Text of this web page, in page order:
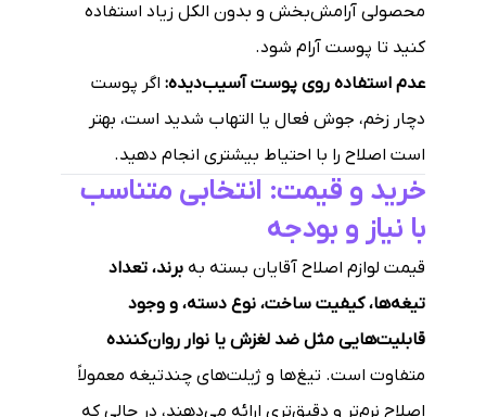
محصولی آرامش‌بخش و بدون الکل زیاد استفاده
کنید تا پوست آرام شود.
عدم استفاده روی پوست آسیب‌دیده: اگر پوست
دچار زخم، جوش فعال یا التهاب شدید است، بهتر
است اصلاح را با احتیاط بیشتری انجام دهید.
خرید و قیمت: انتخابی متناسب
با نیاز و بودجه
قیمت لوازم اصلاح آقایان بسته به برند، تعداد
تیغه‌ها، کیفیت ساخت، نوع دسته، و وجود
قابلیت‌هایی مثل ضد لغزش یا نوار روان‌کننده
متفاوت است. تیغ‌ها و ژیلت‌های چندتیغه معمولاً
اصلاح نرم‌تر و دقیق‌تری ارائه می‌دهند، در حالی که